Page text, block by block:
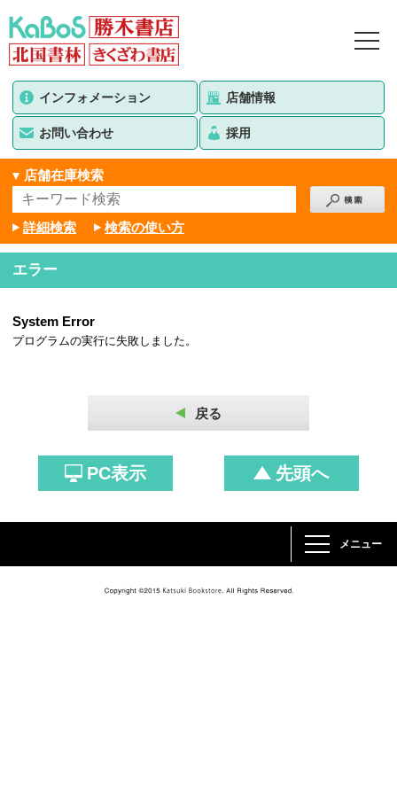
インフォメーション 店舗情報
お問い合わせ 採用
店舗在庫検索
詳細検索 検索の使い方
エラー
System Error
プログラムの実行に失敗しました。
戻る
PC表示 先頭へ
メニュー